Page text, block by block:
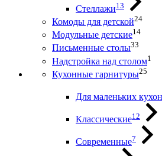
Стеллажи13
Комоды для детской24
Модульные детские14
Письменные столы33
Надстройка над столом1
Кухонные гарнитуры25
Для маленьких
Классические12
Современные7